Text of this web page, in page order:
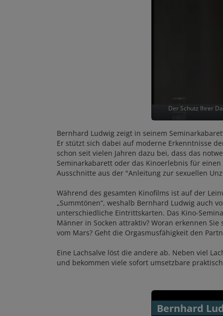
Der Schutz Ihrer
Bernhard Ludwig zeigt in seinem
Er stützt sich dabei auf moderne Erkenntnisse
schon seit vielen Jahren dazu bei, dass das
Seminarkabarett oder das Kinoerlebnis für
Ausschnitte aus der "Anleitung zur sexuellen
Während des gesamten Kinofilms ist auf der
„Summtönen“, weshalb Bernhard Ludwig auch
unterschiedliche Eintrittskarten. Das Kino-
Männer in Socken attraktiv? Woran erkennen
vom Mars? Geht die Orgasmusfähigkeit den
Eine Lachsalve löst die andere ab. Neben viel
und bekommen viele sofort umsetzbare
Bernhard